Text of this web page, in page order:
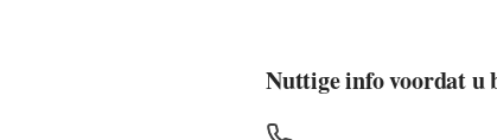
Nuttige info voordat u